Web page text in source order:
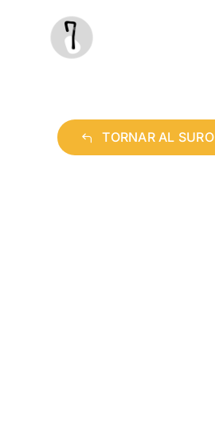
contenido
TORNAR AL SURO